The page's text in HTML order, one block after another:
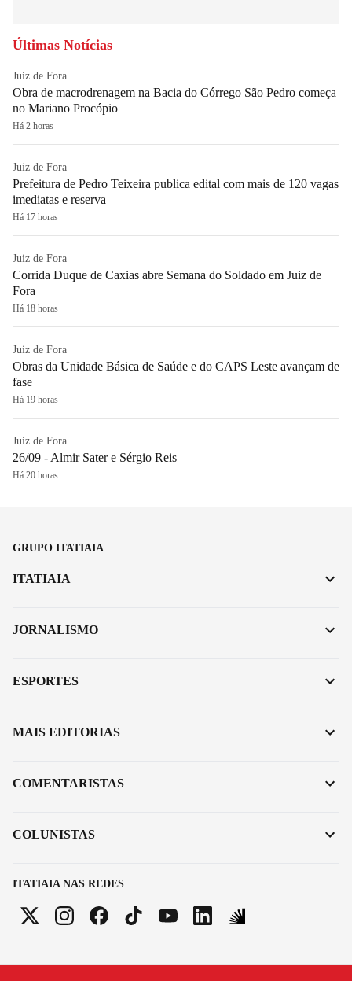
Últimas Notícias
Juiz de Fora
Obra de macrodrenagem na Bacia do Córrego São Pedro começa
no Mariano Procópio
Há 2 horas
Juiz de Fora
Prefeitura de Pedro Teixeira publica edital com mais de 120 vagas
imediatas e reserva
Há 17 horas
Juiz de Fora
Corrida Duque de Caxias abre Semana do Soldado em Juiz de
Fora
Há 18 horas
Juiz de Fora
Obras da Unidade Básica de Saúde e do CAPS Leste avançam de
fase
Há 19 horas
Juiz de Fora
26/09 - Almir Sater e Sérgio Reis
Há 20 horas
GRUPO ITATIAIA
ITATIAIA NAS REDES
ITATIAIA
JORNALISMO
ESPORTES
MAIS EDITORIAS
COMENTARISTAS
COLUNISTAS